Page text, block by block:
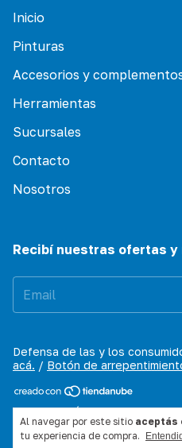
Al navegar por este sitio aceptás
tu experiencia de compra.
Inicio
Pinturas
Accesorios y
Herramientas
Sucursales
Contacto
Nosotros
Recibí nuestras ofertas y
Defensa de las y los
acá. / Botón de
Copyright D´ Aria Pinturerias -
los derechos reservados.